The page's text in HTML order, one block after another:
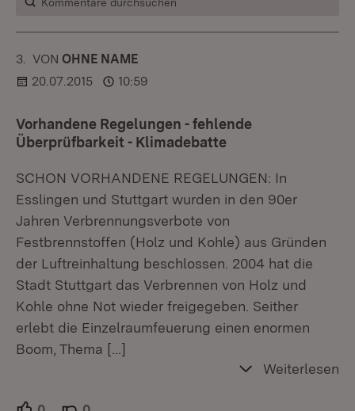
3. KOMMENTAR
VON :OHNE NAME
20.07.2015
10:59
Vorhandene Regelungen - fehlende
Überprüfbarkeit - Klimadebatte
SCHON VORHANDENE REGELUNGEN: In
Esslingen und Stuttgart wurden in den 90er
Jahren Verbrennungsverbote von
Festbrennstoffen (Holz und Kohle) aus Gründen
der Luftreinhaltung beschlossen. 2004 hat die
Stadt Stuttgart das Verbrennen von Holz und
Kohle ohne Not wieder freigegeben. Seither
erlebt die Einzelraumfeuerung einen enormen
Boom, Thema […]
Weiterlesen